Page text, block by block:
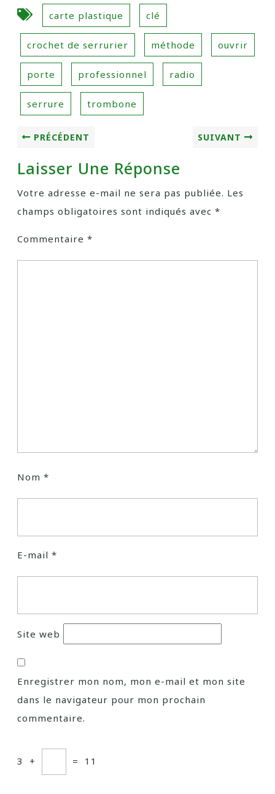
carte plastique clé
crochet de serrurier méthode ouvrir
porte professionnel radio
serrure trombone
PRÉCÉDENT SUIVANT
Laisser Une Réponse
Votre adresse e-mail ne sera pas publiée. Les
champs obligatoires sont indiqués avec *
Commentaire *
Nom *
E-mail *
Site web
Enregistrer mon nom, mon e-mail et mon site
dans le navigateur pour mon prochain
commentaire.
3 + = 11